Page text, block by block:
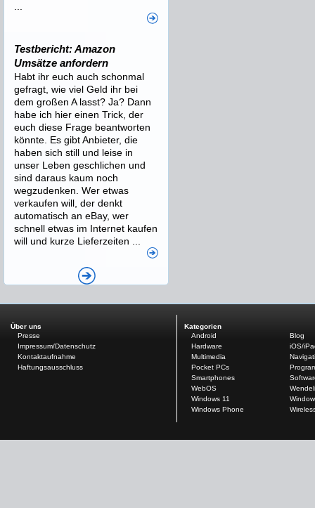
Testbericht: Amazon
Umsätze anfordern
Habt ihr euch auch schonmal
gefragt, wie viel Geld ihr bei
dem großen A lasst? Ja? Dann
habe ich hier einen Trick, der
euch diese Frage beantworten
könnte. Es gibt Anbieter, die
haben sich still und leise in
unser Leben geschlichen und
sind daraus kaum noch
wegzudenken. Wer etwas
verkaufen will, der denkt
automatisch an eBay, wer
schnell etwas im Internet kaufen
will und kurze Lieferzeiten ...
Über uns
Presse
Impressum/Datenschutz
Kontaktaufnahme
Haftungsausschluss
Kategorien
Android
Blog
Hardware
iOS/
Multimedia
Pocket PCs
Smartphones
WebOS
Windows 11
Windows Phone